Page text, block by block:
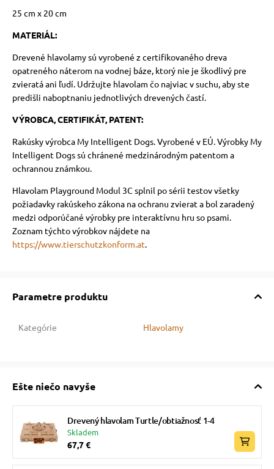
25 cm x 20 cm
MATERIÁL:
Drevené hlavolamy sú vyrobené z certifikovaného dreva
opatreného náterom na vodnej báze, ktorý nie je škodlivý pre
zvieratá ani ľudí. Udržujte hlavolam čo najviac v suchu, aby ste
predišli naboptnaniu jednotlivých drevených častí.
VÝROBCA, CERTIFIKÁT, PATENT:
Rakúsky výrobca My Intelligent Dogs. Vyrobené v EÚ. Výrobky My
Intelligent Dogs sú chránené medzinárodným patentom a
ochrannou známkou.
Hlavolam Playground Modul 3C splnil po sérii testov všetky
požiadavky rakúskeho zákona na ochranu zvierat a bol zaradený
medzi odporúčané výrobky pre interaktívnu hru so psami.
Zoznam týchto výrobkov nájdete na
https://www.tierschutzkonform.at.
Parametre produktu
Kategórie Hlavolamy
Ešte niečo navyše
Drevený hlavolam Turtle/obtiažnosť 1-4
Skladem
67,7 €